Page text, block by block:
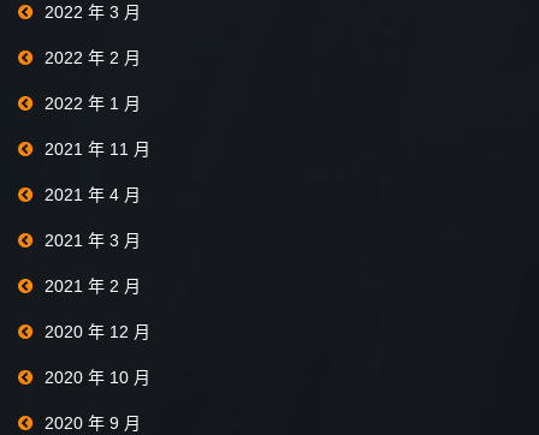
2022 年 3 月
2022 年 2 月
2022 年 1 月
2021 年 11 月
2021 年 4 月
2021 年 3 月
2021 年 2 月
2020 年 12 月
2020 年 10 月
2020 年 9 月